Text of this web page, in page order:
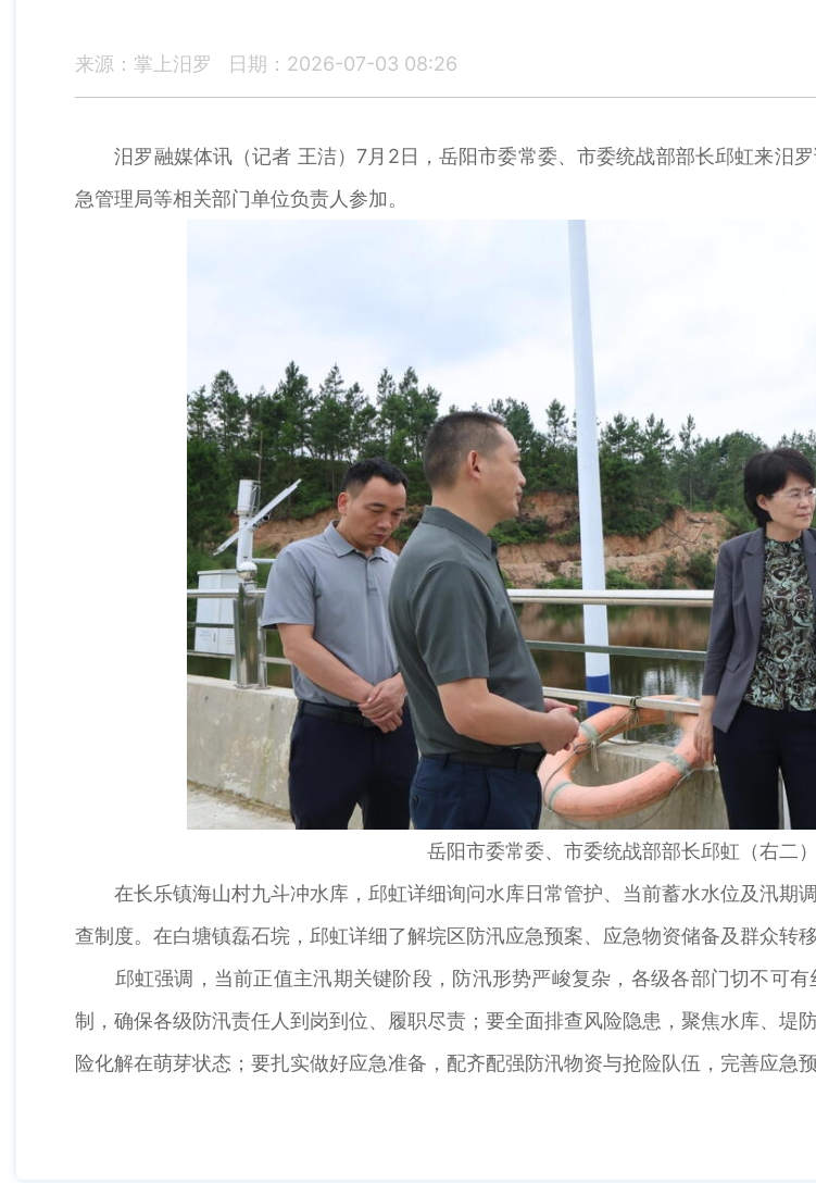
来源：掌上汨罗 日期：2026-07-03 08:26
汨罗融媒体讯（记者 王洁）7月2日，岳阳市委常委、市委统战部部长邱虹来汨
急管理局等相关部门单位负责人参加。
岳阳市委常委、市委统战部部长邱虹（右二
在长乐镇海山村九斗冲水库，邱虹详细询问水库日常管护、当前蓄水水位及汛期
查制度。在白塘镇磊石垸，邱虹详细了解垸区防汛应急预案、应急物资储备及群众转
邱虹强调，当前正值主汛期关键阶段，防汛形势严峻复杂，各级各部门切不可有
制，确保各级防汛责任人到岗到位、履职尽责；要全面排查风险隐患，聚焦水库、
险化解在萌芽状态；要扎实做好应急准备，配齐配强防汛物资与抢险队伍，完善应急